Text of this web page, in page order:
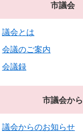
市議会
議会とは
会議のご案内
会議録
市議会から
議会からのお知らせ